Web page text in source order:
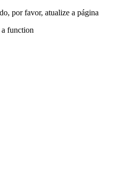
por favor, atualize a página
function